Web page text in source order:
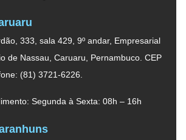
333, sala 429, 9º andar, Empresarial
de Nassau, Caruaru, Pernambuco. CEP
(81) 3721-6226.
Segunda à Sexta: 08h – 16h